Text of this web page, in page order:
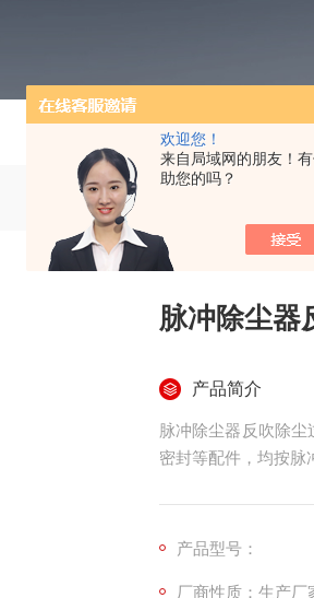
欢迎您！
来自局域网的朋友！
助您的吗？
脉冲除尘器
产品简介
脉冲除尘器反吹除尘
密封等配件，均按脉
丸、家具生产、锂电电
产品型号：
厂商性质：生产厂